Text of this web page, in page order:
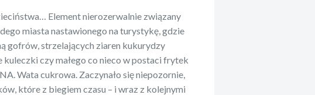
Element nierozerwalnie związany
miasta nastawionego na turystykę, gdzie
gofrów, strzelających ziaren kukurydzy
kuleczki czy małego co nieco w postaci frytek
Wata cukrowa. Zaczynało się niepozornie,
które z biegiem czasu – i wraz z kolejnymi